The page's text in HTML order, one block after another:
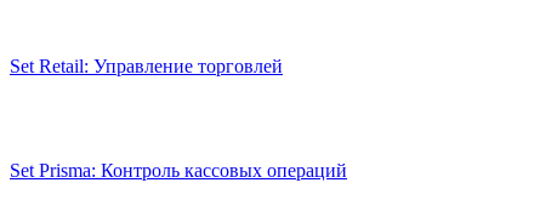
Set Retail: Управление торговлей
Set Prisma: Контроль кассовых операций